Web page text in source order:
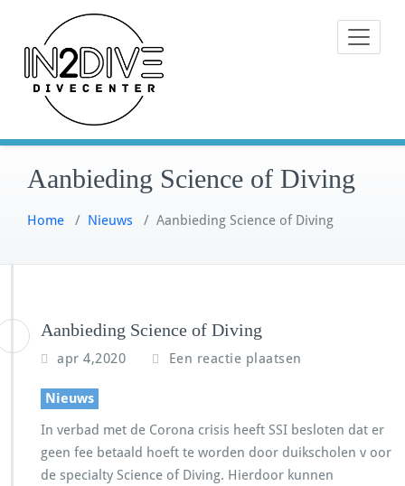
inhoud
Instructeurs met passie voor
Aanbieding Science of Diving
Home / Nieuws / Aanbieding Science of Diving
Aanbieding Science of Diving
apr 4,2020 Een reactie plaatsen
Nieuws
In verbad met de Corona crisis heeft SSI besloten dat er
geen fee betaald hoeft te worden door duikscholen v oor
de specialty Science of Diving. Hierdoor kunnen